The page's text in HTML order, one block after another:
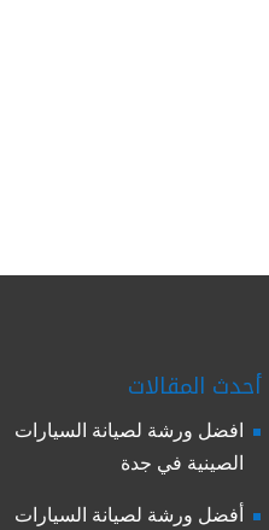
أحدث المقالات
افضل ورشة لصيانة السيارات
الصينية في جدة
أفضل ورشة لصيانة السيارات